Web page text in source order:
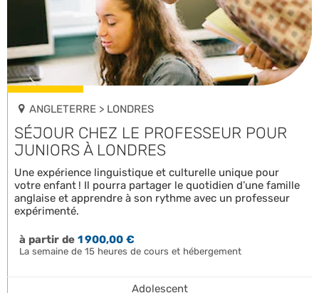
ANGLETERRE > LONDRES
SÉJOUR CHEZ LE PROFESSEUR POUR
JUNIORS À LONDRES
Une expérience linguistique et culturelle unique pour
votre enfant ! Il pourra partager le quotidien d’une famille
anglaise et apprendre à son rythme avec un professeur
expérimenté.
à partir de1 900,00 €
La semaine de 15 heures de cours et hébergement
Adolescent